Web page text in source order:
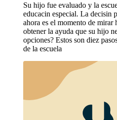
Su hijo fue evaluado y la
educacin especial. La decisin
ahora es el momento de mirar
obtener la ayuda que su hijo
opciones? Estos son diez
de la escuela